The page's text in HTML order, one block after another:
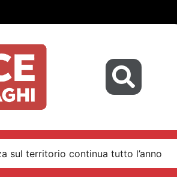
sul territorio continua tutto l’anno